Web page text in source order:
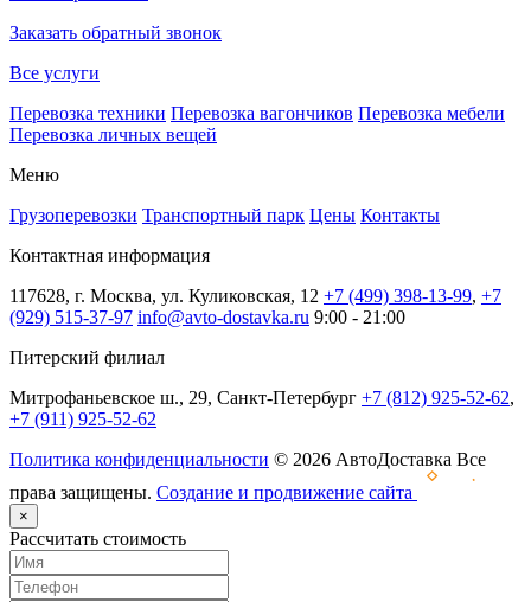
Заказать обратный звонок
Все услуги
Перевозка техники Перевозка вагончиков Перевозка мебели
Перевозка личных вещей
Меню
Грузоперевозки Транспортный парк Цены Контакты
Контактная информация
117628, г. Москва, ул. Куликовская, 12 +7 (499) 398-13-99, +7
(929) 515-37-97 info@avto-dostavka.ru 9:00 - 21:00
Питерский филиал
Митрофаньевское ш., 29, Санкт-Петербург +7 (812) 925-52-62,
+7 (911) 925-52-62
Политика конфиденциальности © 2026 АвтоДоставка Все
права защищены. Создание и продвижение сайта
×
Рассчитать стоимость